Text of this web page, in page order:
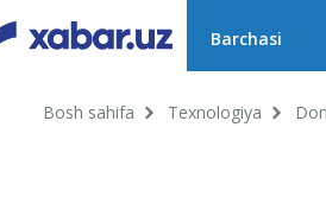
Barchasi
Bosh sahifa Texnologiya